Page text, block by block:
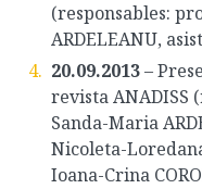
(responsables:
ARDELEANU,
20.09.2013–
revista ANADISS
Sanda-Maria
Nicoleta-
Ioana-Crina